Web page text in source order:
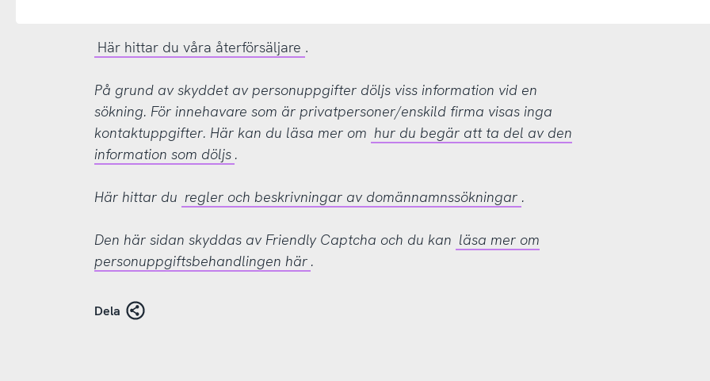
Här hittar du våra återförsäljare .
På grund av skyddet av personuppgifter döljs viss information vid en
sökning. För innehavare som är privatpersoner/enskild firma visas inga
kontaktuppgifter. Här kan du läsa mer om hur du begär att ta del av den
information som döljs .
Här hittar du regler och beskrivningar av domännamnssökningar .
Den här sidan skyddas av Friendly Captcha och du kan läsa mer om
personuppgiftsbehandlingen här .
Dela